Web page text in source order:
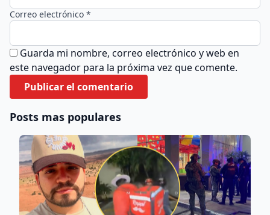
Correo electrónico *
Guarda mi nombre, correo electrónico y web en
este navegador para la próxima vez que comente.
Posts mas populares